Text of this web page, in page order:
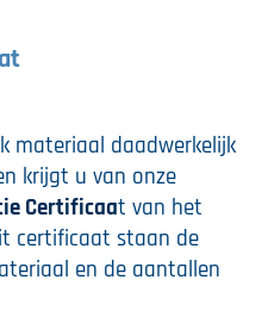
materiaal daadwerkelijk
krijgt u van onze
Certificaat van het
certificaat staan de
en de aantallen